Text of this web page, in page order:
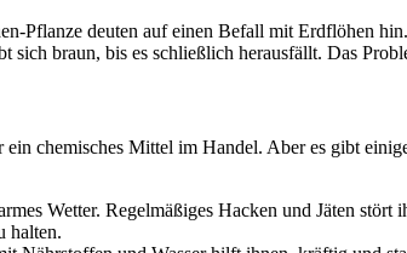
Pflanze deuten auf einen Befall mit Erdflöhen
sich braun, bis es schließlich herausfällt. Das
chemisches Mittel im Handel. Aber es gibt
Wetter. Regelmäßiges Hacken und Jäten
halten.